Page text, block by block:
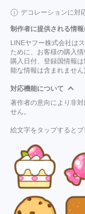
デコレーションに対
制作者に提供される情報
LINEヤフー株式会社は
ために、お客様の購入情
購入日付、登録国情報
能な情報は含まれません)
対応機能について
著作者の意向により非
せん。
絵文字をタップするとプ